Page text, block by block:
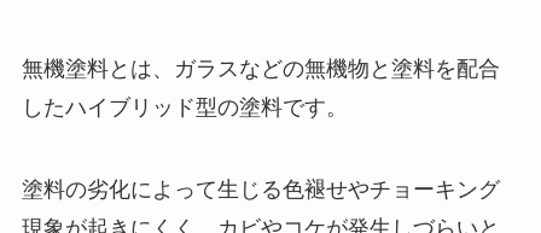
無機塗料とは、ガラスなどの無機物と塗料を配合
したハイブリッド型の塗料です。
塗料の劣化によって生じる色褪せやチョーキング
現象が起きにくく、カビやコケが発生しづらいと